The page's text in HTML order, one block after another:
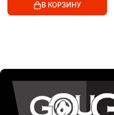
В КОРЗИНУ